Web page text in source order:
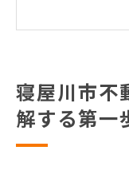
地域の人
ント
寝屋川市での
市場価値
寝屋川市不
解する第一